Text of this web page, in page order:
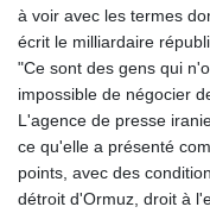
à voir avec les termes
écrit le milliardaire
"Ce sont des gens qui
impossible de négocier
L'agence de presse
ce qu'elle a présenté
points, avec des
détroit d'Ormuz, droit à